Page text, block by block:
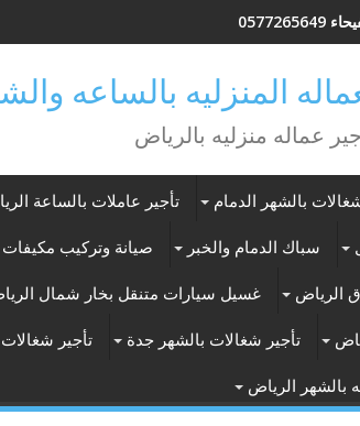
عماله منزليه بالرياض
بالشهر الدمام تأجير عاملات بالساعة
سباك الدمام والخبر صيانة وتركيب مكيفات
الرياض غسيل سيارات متنقل بخار شمال
تأجير شغالات بالشهر جدة تأجير
بالشهر الرياض